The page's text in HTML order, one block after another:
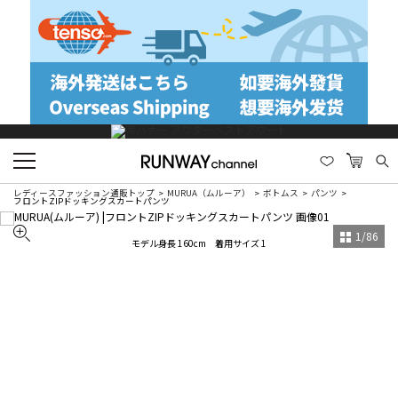
レディースファッション通販トップ MURUA（ムルーア） ボトムス パンツ
フロントZIPドッキングスカートパンツ
モデル身長 160cm 着用サイズ 1 1 /86